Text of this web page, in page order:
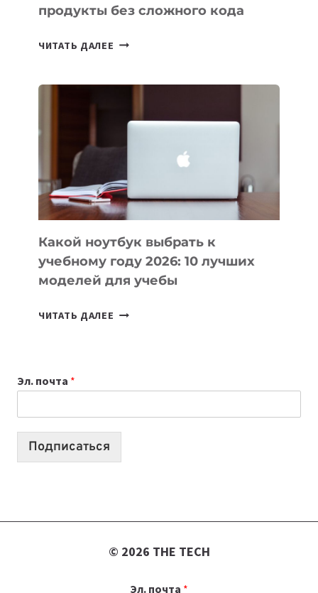
продукты без сложного кода
ЧИТАТЬ ДАЛЕЕ 7
ПОМОГАЮТ
СОЗДАВАТЬ
БЕЗ
СЛОЖНОГО
КОДА
Какой ноутбук выбрать к
учебному году 2026: 10 лучших
моделей для учебы
ЧИТАТЬ ДАЛЕЕ КАКОЙ
2026:
10
Эл. почта *
Подписаться
© 2026 THE TECH
Эл. почта *